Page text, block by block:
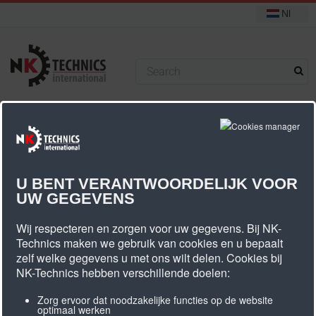
Nl
+31 (0) 314 393751
AT3 Riembreedte 16mm
Aantal Type
Artikel
Diameter BreedteGewicht
U BENT VERANTWOORDELIJK VOOR
UW GEGEVENS
Wij respecteren en zorgen voor uw gegevens. Bij NK-
Technics maken we gebruik van cookies en u bepaalt
zelf welke gegevens u met ons wilt delen. Cookies bij
NK-Technics hebben verschillende doelen:
Zorg ervoor dat noodzakelijke functies op de website
optimaal werken